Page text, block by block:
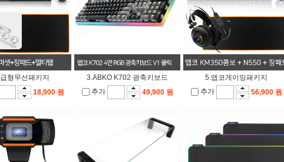
형무선패키지
18,900 원
3.ABKO K702 광축키보드
추가
49,900 원
5.앱코게이밍패키지
추가
56,900 원